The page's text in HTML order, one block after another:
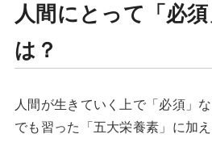
人間にとって「必
は？
人間が生きていく上で「必須」
でも習った「五大栄養素」に